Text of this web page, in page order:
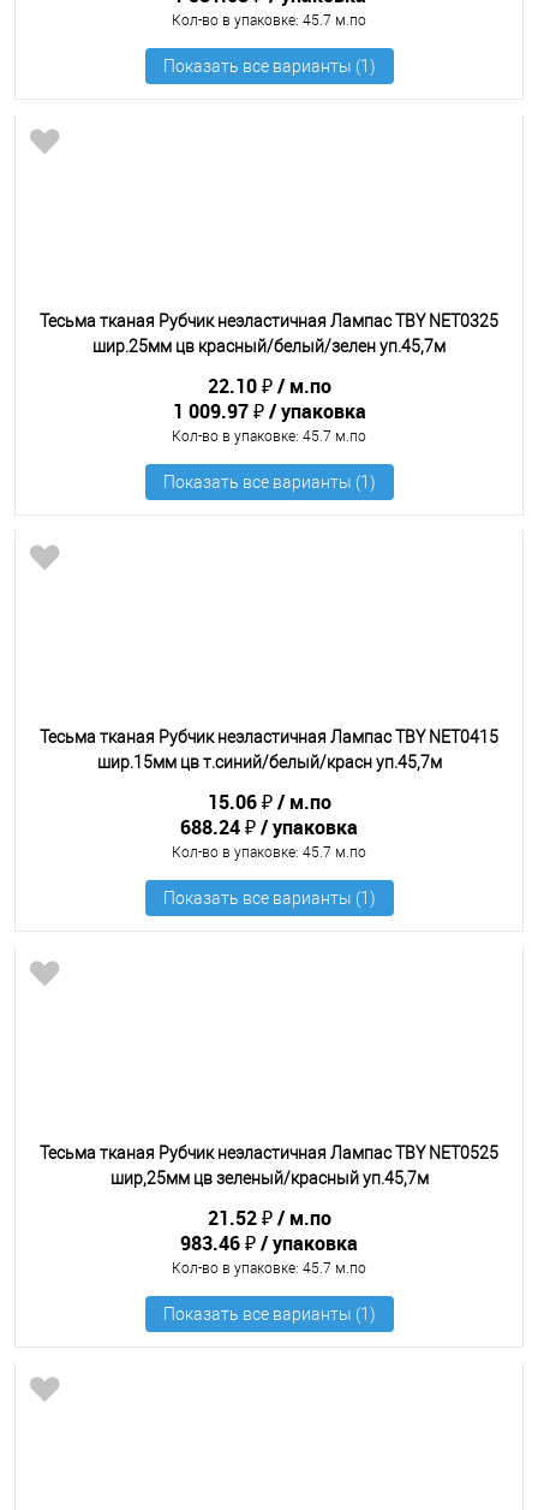
Кол-во в упаковке: 45.7 м.по
Тесьма тканая Рубчик неэластичная Лампас TBY NET0325
шир.25мм цв красный/белый/зелен уп.45,7м
22.10 ₽
м.по
1 009.97 ₽
упаковка
Кол-во в упаковке: 45.7 м.по
Тесьма тканая Рубчик неэластичная Лампас TBY NET0415
шир.15мм цв т.синий/белый/красн уп.45,7м
15.06 ₽
м.по
688.24 ₽
упаковка
Кол-во в упаковке: 45.7 м.по
Тесьма тканая Рубчик неэластичная Лампас TBY NET0525
шир,25мм цв зеленый/красный уп.45,7м
21.52 ₽
м.по
983.46 ₽
упаковка
Кол-во в упаковке: 45.7 м.по